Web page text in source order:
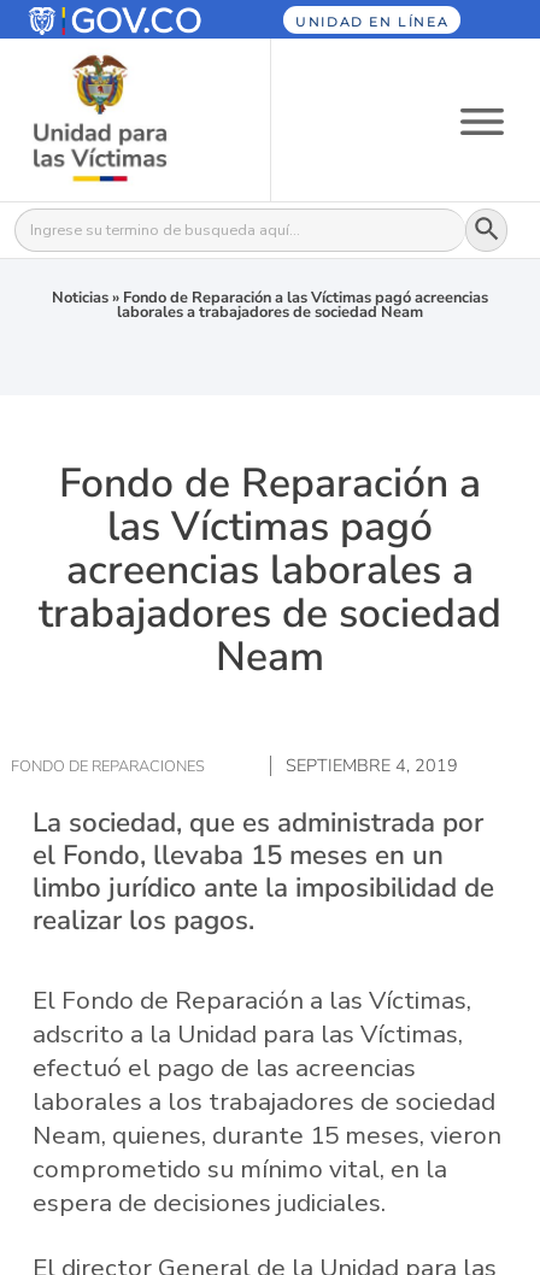
UNIDAD EN LÍNEA
Buscar: Botón
Noticias» Fondo de Reparación a las Víctimas pagó acreencias
laborales a trabajadores de sociedad Neam
Fondo de Reparación a
las Víctimas pagó
acreencias laborales a
trabajadores de sociedad
Neam
FONDO DE REPARACIONES SEPTIEMBRE 4, 2019
La sociedad, que es administrada por
el Fondo, llevaba 15 meses en un
limbo jurídico ante la imposibilidad de
realizar los pagos.
El Fondo de Reparación a las Víctimas,
adscrito a la Unidad para las Víctimas,
efectuó el pago de las acreencias
laborales a los trabajadores de sociedad
Neam, quienes, durante 15 meses, vieron
comprometido su mínimo vital, en la
espera de decisiones judiciales.
El director General de la Unidad para las